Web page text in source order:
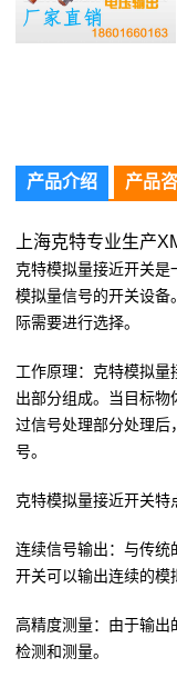
产品介绍 产品
上海克特专业生产
克特模拟量接近开关
模拟量信号的开关设备
际需要进行选择。
工作原理：克特模拟
出部分组成。当目标
过信号处理部分处理后
号。
克特模拟量接近开关特
连续信号输出：与传统
开关可以输出连续的模
高精度测量：由于输出
检测和测量。